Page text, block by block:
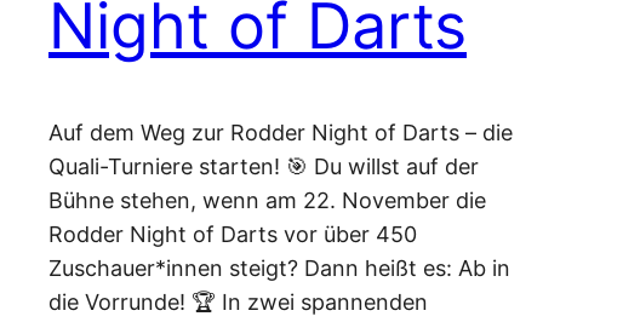
Night of Darts
Auf dem Weg zur Rodder Night of Darts – die
Quali-Turniere starten! 🎯 Du willst auf der
Bühne stehen, wenn am 22. November die
Rodder Night of Darts vor über 450
Zuschauer*innen steigt? Dann heißt es: Ab in
die Vorrunde! 🏆 In zwei spannenden